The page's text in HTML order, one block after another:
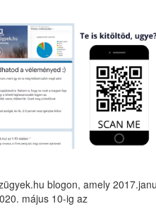
blogon, amely
május 10-ig az